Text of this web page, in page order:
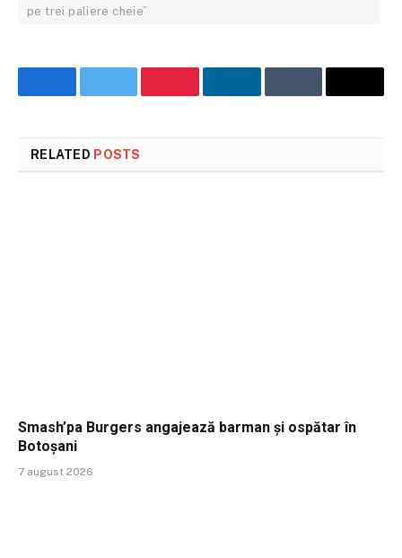
pe trei paliere cheie”
FacebookTwitter PinterestLinkedInTumblr Email
RELATED POSTS
Smash’pa Burgers angajează barman și ospătar în
Botoșani
7 august 2026